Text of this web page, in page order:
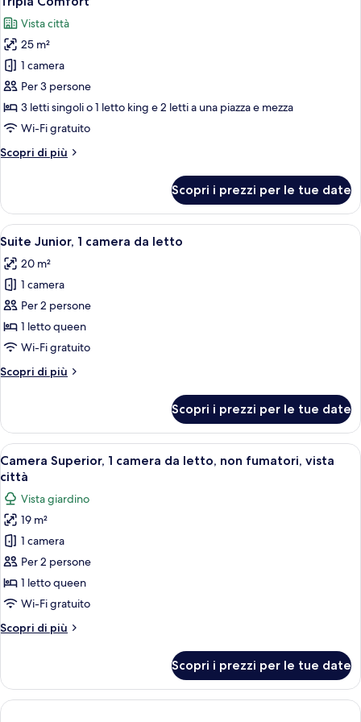
matrimoniale,
idromassaggio,
vista
città
tutte
le
foto
per
Tripla
Comfort
Vista città
25 m²
1 camera
Per 3 persone
3 letti singoli o 1 letto king e 2 letti a una piazza e mezza
Wi-Fi gratuito
Scopri di più
Altri
Comfort
Scopri i prezzi per le tue date
Apri
tutte
le
foto
per
Suite
Junior,
camera
Una camera d'albergo moderna
50
Suite Junior, 1 camera da letto
20 m²
1 camera
Per 2 persone
1 letto queen
Wi-Fi gratuito
Scopri di più
Altri
Junior,
camera
da
Scopri i prezzi per le tue date
Apri
tutte
le
foto
per
Camera
Superior,
1
camera
letto,
vista
città
Un letto rifatto con lenzuola
50
Camera Superior, 1 camera da letto, non fumatori, vista
città
Vista giardino
19 m²
1 camera
Per 2 persone
1 letto queen
Wi-Fi gratuito
Scopri di più
Altri
Superior,
camera
Scopri i prezzi per le tue date